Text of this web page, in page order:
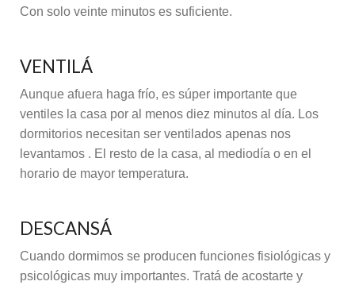
Con solo veinte minutos es suficiente.
VENTILÁ
Aunque afuera haga frío, es súper importante que
ventiles la casa por al menos diez minutos al día. Los
dormitorios necesitan ser ventilados apenas nos
levantamos . El resto de la casa, al mediodía o en el
horario de mayor temperatura.
DESCANSÁ
Cuando dormimos se producen funciones fisiológicas y
psicológicas muy importantes. Tratá de acostarte y